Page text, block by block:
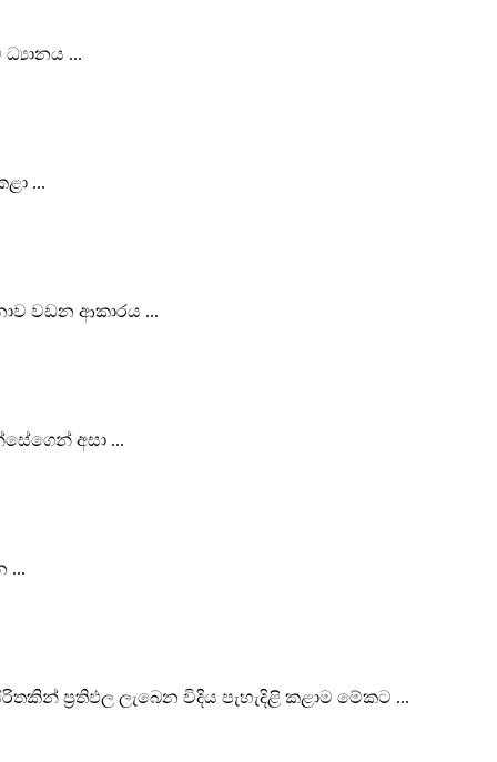
...
...
වඩන ආකාරය ...
අසා ...
...
ප්‍රතිඵල ලැබෙන විදිය පැහැදිළි කළාම මේකට ...